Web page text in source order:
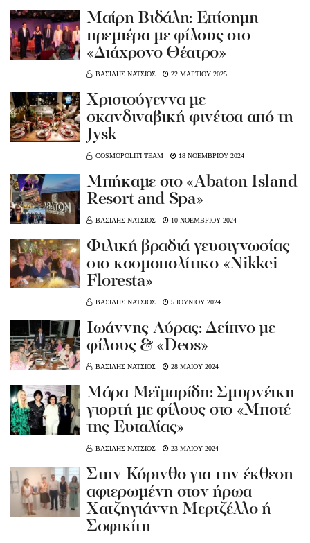
Μαίρη Βιδάλη: Επίσημη
πρεμιέρα με φίλους στο
«Διάχρονο Θέατρο»
ΒΑΣΙΛΗΣ ΝΑΤΣΙΟΣ 22 ΜΑΡΤΙΟΥ 2025
Χριστούγεννα με
σκανδιναβική φινέτσα από τη
Jysk
COSMOPOLITI TEAM 18 ΝΟΕΜΒΡΙΟΥ 2024
Μπήκαμε στο «Abaton Island
Resort and Spa»
ΒΑΣΙΛΗΣ ΝΑΤΣΙΟΣ 10 ΝΟΕΜΒΡΙΟΥ 2024
Φιλική βραδιά γευσιγνωσίας
στο κοσμοπολίτικο «Nikkei
Floresta»
ΒΑΣΙΛΗΣ ΝΑΤΣΙΟΣ 5 ΙΟΥΝΙΟΥ 2024
Ιωάννης Λύρας: Δείπνο με
φίλους & «Deos»
ΒΑΣΙΛΗΣ ΝΑΤΣΙΟΣ 28 ΜΑΪΟΥ 2024
Μάρα Μεϊμαρίδη: Σμυρνέικη
γιορτή με φίλους στο «Μποτέ
της Ευταλίας»
ΒΑΣΙΛΗΣ ΝΑΤΣΙΟΣ 23 ΜΑΪΟΥ 2024
Στην Κόρινθο για την έκθεση
αφιερωμένη στον ήρωα
Χατζηγιάννη Μερτζέλλο ή
Σοφικίτη